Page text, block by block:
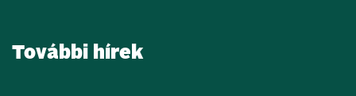
További hírek